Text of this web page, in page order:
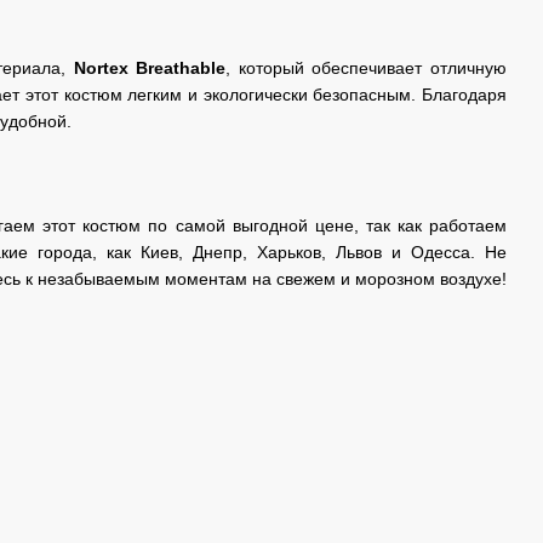
Nortex Breathable , который обеспечивает отличную
этот костюм легким и экологически безопасным. Благодаря
этот костюм по самой выгодной цене, так как работаем
города, как Киев, Днепр, Харьков, Львов и Одесса. Не
к незабываемым моментам на свежем и морозном воздухе!